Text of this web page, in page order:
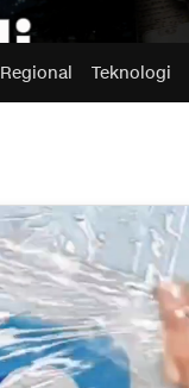
Regional Teknologi